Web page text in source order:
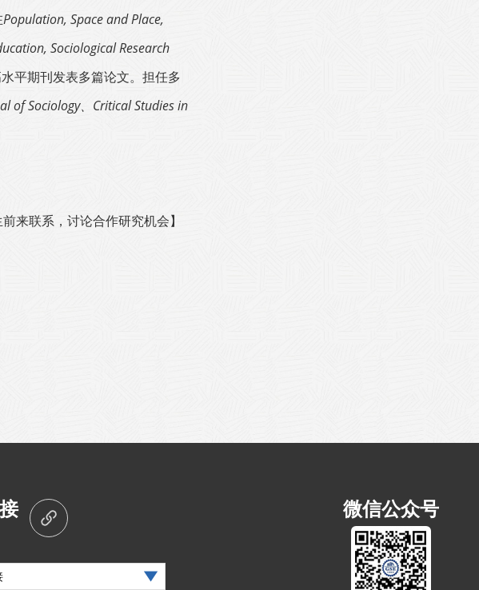
Population, Space and Place,
Sociological Research
平期刊发表多篇论文。 担任多
of Sociology、Critical Studies in
来联系，讨论合作研究机会】
微信公众号